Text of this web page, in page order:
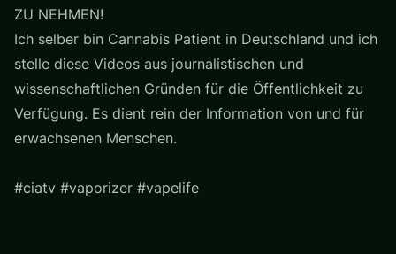
ZU NEHMEN!
Ich selber bin Cannabis Patient in Deutschland und ich
stelle diese Videos aus journalistischen und
wissenschaftlichen Gründen für die Öffentlichkeit zu
Verfügung. Es dient rein der Information von und für
erwachsenen Menschen.
#ciatv #vaporizer #vapelife